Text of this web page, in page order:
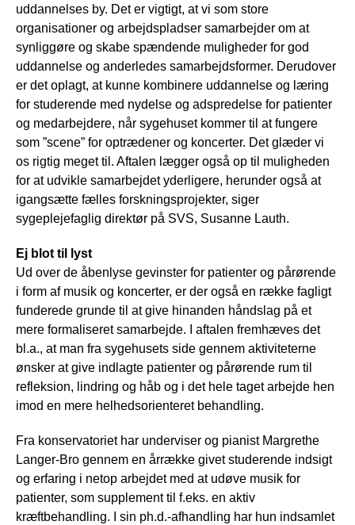
uddannelses by. Det er vigtigt, at vi som store
organisationer og arbejdspladser samarbejder om at
synliggøre og skabe spændende muligheder for god
uddannelse og anderledes samarbejdsformer. Derudover
er det oplagt, at kunne kombinere uddannelse og læring
for studerende med nydelse og adspredelse for patienter
og medarbejdere, når sygehuset kommer til at fungere
som ”scene” for optrædener og koncerter. Det glæder vi
os rigtig meget til. Aftalen lægger også op til muligheden
for at udvikle samarbejdet yderligere, herunder også at
igangsætte fælles forskningsprojekter, siger
sygeplejefaglig direktør på SVS, Susanne Lauth.
Ej blot til lyst
Ud over de åbenlyse gevinster for patienter og pårørende
i form af musik og koncerter, er der også en række fagligt
funderede grunde til at give hinanden håndslag på et
mere formaliseret samarbejde. I aftalen fremhæves det
bl.a., at man fra sygehusets side gennem aktiviteterne
ønsker at give indlagte patienter og pårørende rum til
refleksion, lindring og håb og i det hele taget arbejde hen
imod en mere helhedsorienteret behandling.
Fra konservatoriet har underviser og pianist Margrethe
Langer-Bro gennem en årrække givet studerende indsigt
og erfaring i netop arbejdet med at udøve musik for
patienter, som supplement til f.eks. en aktiv
kræftbehandling. I sin ph.d.-afhandling har hun indsamlet